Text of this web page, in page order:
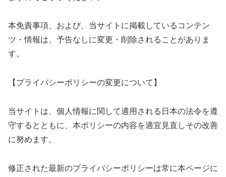
本免責事項、および、当サイトに掲載しているコンテン
ツ・情報は、予告なしに変更・削除されることがありま
す。
【プライバシーポリシーの変更について】
当サイトは、個人情報に関して適用される日本の法令を遵
守するとともに、本ポリシーの内容を適宜見直しその改善
に努めます。
修正された最新のプライバシーポリシーは常に本ページに